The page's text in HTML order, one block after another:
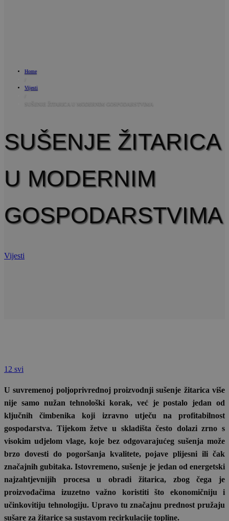
Home
Vijesti
SUŠENJE ŽITARICA U MODERNIM GOSPODARSTVIMA
SUŠENJE ŽITARICA
U MODERNIM
GOSPODARSTVIMA
Vijesti
12 svi
U suvremenoj poljoprivrednoj proizvodnji sušenje žitarica više
nije samo nužan tehnološki korak, već je postalo jedan od
ključnih čimbenika koji izravno utječu na profitabilnost
gospodarstva. Tijekom žetve u skladišta često dolazi zrno s
visokim udjelom vlage, koje bez odgovarajućeg sušenja može
brzo dovesti do pogoršanja kvalitete, pojave plijesni ili čak
značajnih gubitaka. Istovremeno, sušenje je jedan od energetski
najzahtjevnijih procesa u obradi žitarica, zbog čega je
proizvođačima izuzetno važno koristiti što ekonomičniju i
učinkovitiju tehnologiju. Upravo tu značajnu prednost pružaju
sušare za žitarice sa sustavom recirkulacije topline.